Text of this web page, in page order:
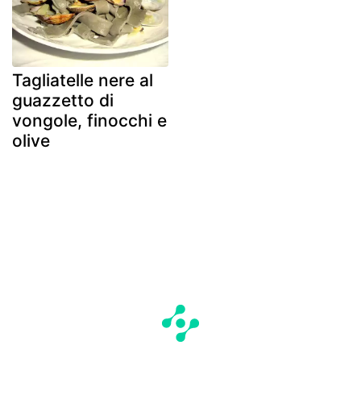
Tagliatelle nere al
guazzetto di
vongole, finocchi e
olive